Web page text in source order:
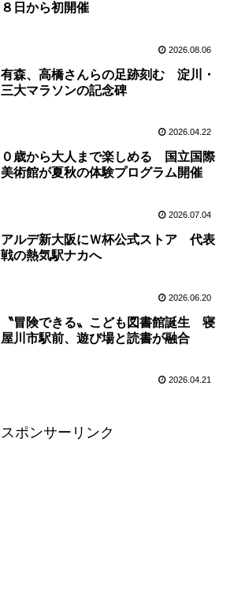
８日から初開催
2026.08.06
有森、高橋さんらの足跡刻む 淀川・
三大マラソンの記念碑
2026.04.22
０歳から大人まで楽しめる 国立国際
美術館が夏秋の体験プログラム開催
2026.07.04
アルデ新大阪にＷ杯公式ストア 代表
戦の熱気駅ナカへ
2026.06.20
〝冒険できる〟こども図書館誕生 寝
屋川市駅前、遊び場と読書が融合
2026.04.21
スポンサーリンク